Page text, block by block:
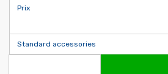
Prix
Standard accessories